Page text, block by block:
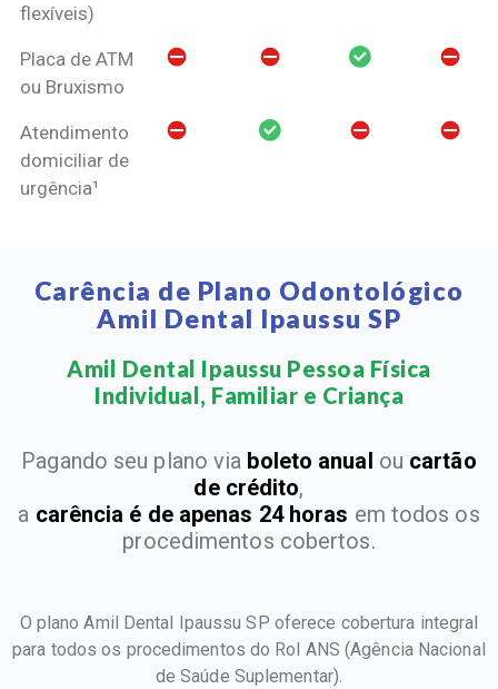
flexíveis)
Placa de ATM
ou Bruxismo
Atendimento
domiciliar de
urgência¹
Carência de Plano Odontológico
Amil Dental Ipaussu SP
Amil Dental Ipaussu Pessoa Física
Individual, Familiar e Criança​
Pagando seu plano via boleto anual ou cartão
de crédito,
a carência é de apenas 24 horas em todos os
procedimentos cobertos.
O plano Amil Dental Ipaussu SP oferece cobertura integral
para todos os procedimentos do Rol ANS(Agência Nacional
de Saúde Suplementar).